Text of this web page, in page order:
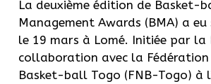
La deuxième édition de Basket-
Management Awards (BMA) a
le 19 mars à Lomé. Initiée par la
collaboration avec la
Basket-ball Togo (FNB-Togo) à